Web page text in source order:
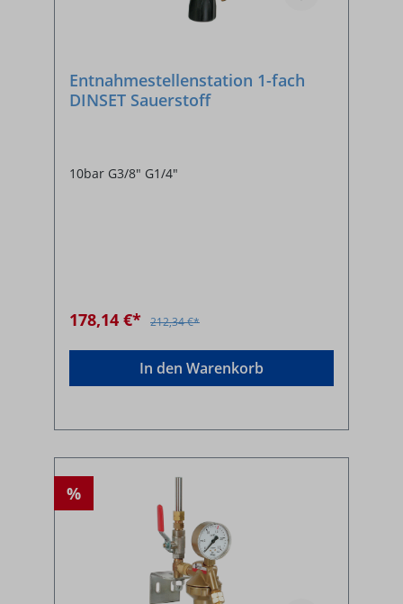
Entnahmestellenstation 1-fach
DINSET Sauerstoff
10bar G3/8" G1/4"
178,14 €* 212,34 €*
In den Warenkorb
%